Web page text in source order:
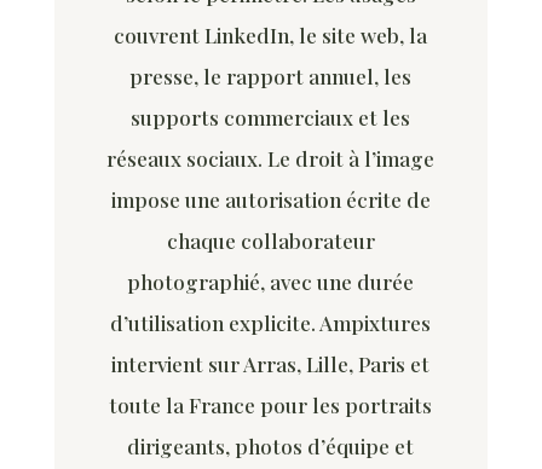
couvrent LinkedIn, le site web, la
presse, le rapport annuel, les
supports commerciaux et les
réseaux sociaux. Le droit à l’image
impose une autorisation écrite de
chaque collaborateur
photographié, avec une durée
d’utilisation explicite. Ampixtures
intervient sur Arras, Lille, Paris et
toute la France pour les portraits
dirigeants, photos d’équipe et